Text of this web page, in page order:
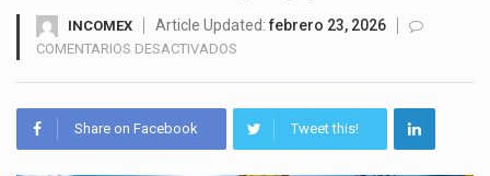
Ante la suspensión temporal de las inspecciones sanitarias del Departamento de Agricultura de Estados Unidos…
Los créditos fiscales determinados a empresas IMMEX rara vez nacen de una interpretación equivocada de…
INCOMEX Article Updated:febrero 23, 2026
COMENTARIOS DESACTIVADOS
ARANCELES
ANULADOS
Share on Facebook Tweet this!